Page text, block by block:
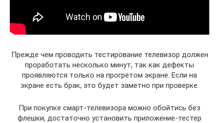
Прежде чем проводить тестирование телевизор должен
проработать несколько минут, так как дефекты
проявляются только на прогретом экране. Если на
экране есть брак, это будет заметно при проверке.
При покупке смарт-телевизора можно обойтись без
флешки, достаточно установить приложение-тестер